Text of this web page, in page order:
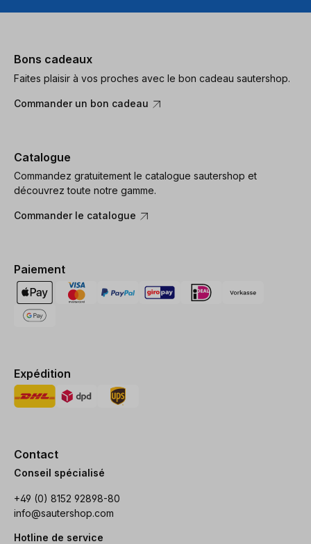
Bons cadeaux
Faites plaisir à vos proches avec le bon cadeau sautershop.
Commander un bon cadeau
Catalogue
Commandez gratuitement le catalogue sautershop et
découvrez toute notre gamme.
Commander le catalogue
Paiement
Expédition
Contact
Conseil spécialisé
+49 (0) 8152 92898-80
info@sautershop.com
Hotline de service